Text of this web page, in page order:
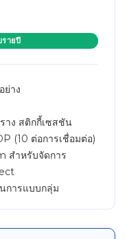
ายปี
ย่าง
าง สติกกี้เซสชัน
(10 ต่อการเชื่อมต่อ)
สำหรับจัดการ
การแบบกลุ่ม